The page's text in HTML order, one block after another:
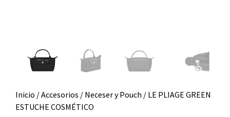
Inicio /Accesorios / Neceser y Pouch / LE PLIAGE GREEN
ESTUCHE COSMÉTICO